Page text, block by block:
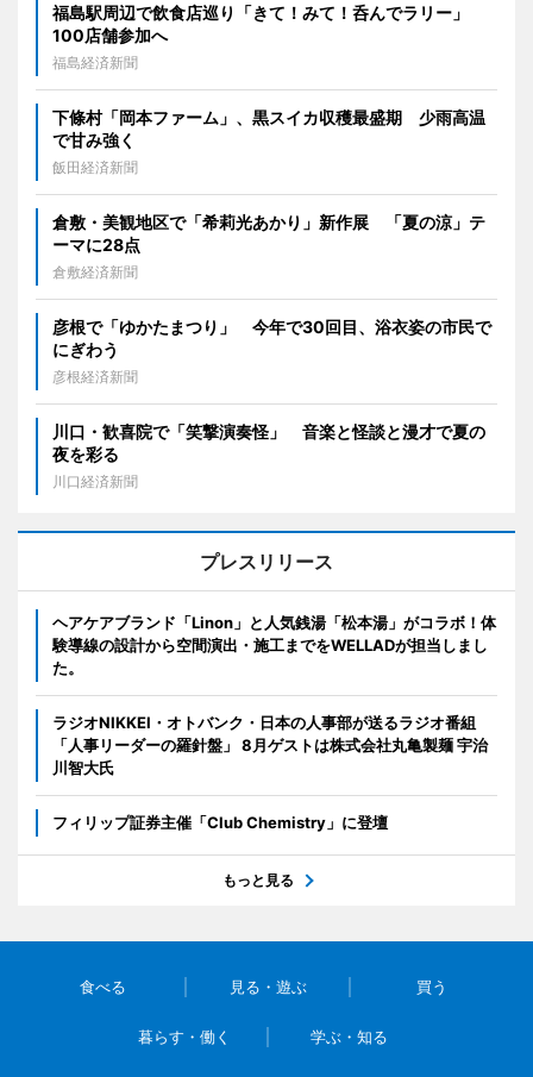
福島駅周辺で飲食店巡り「きて！みて！呑んでラリー」
100店舗参加へ
福島経済新聞
下條村「岡本ファーム」、黒スイカ収穫最盛期 少雨高温
で甘み強く
飯田経済新聞
倉敷・美観地区で「希莉光あかり」新作展 「夏の涼」テ
ーマに28点
倉敷経済新聞
彦根で「ゆかたまつり」 今年で30回目、浴衣姿の市民で
にぎわう
彦根経済新聞
川口・歓喜院で「笑撃演奏怪」 音楽と怪談と漫才で夏の
夜を彩る
川口経済新聞
プレスリリース
ヘアケアブランド「Linon」と人気銭湯「松本湯」がコラボ！体
験導線の設計から空間演出・施工までをWELLADが担当しまし
た。
ラジオNIKKEI・オトバンク・日本の人事部が送るラジオ番組
「人事リーダーの羅針盤」 8月ゲストは株式会社丸亀製麺 宇治
川智大氏
フィリップ証券主催「Club Chemistry」に登壇
もっと見る
食べる 見る・遊ぶ 買う
暮らす・働く 学ぶ・知る